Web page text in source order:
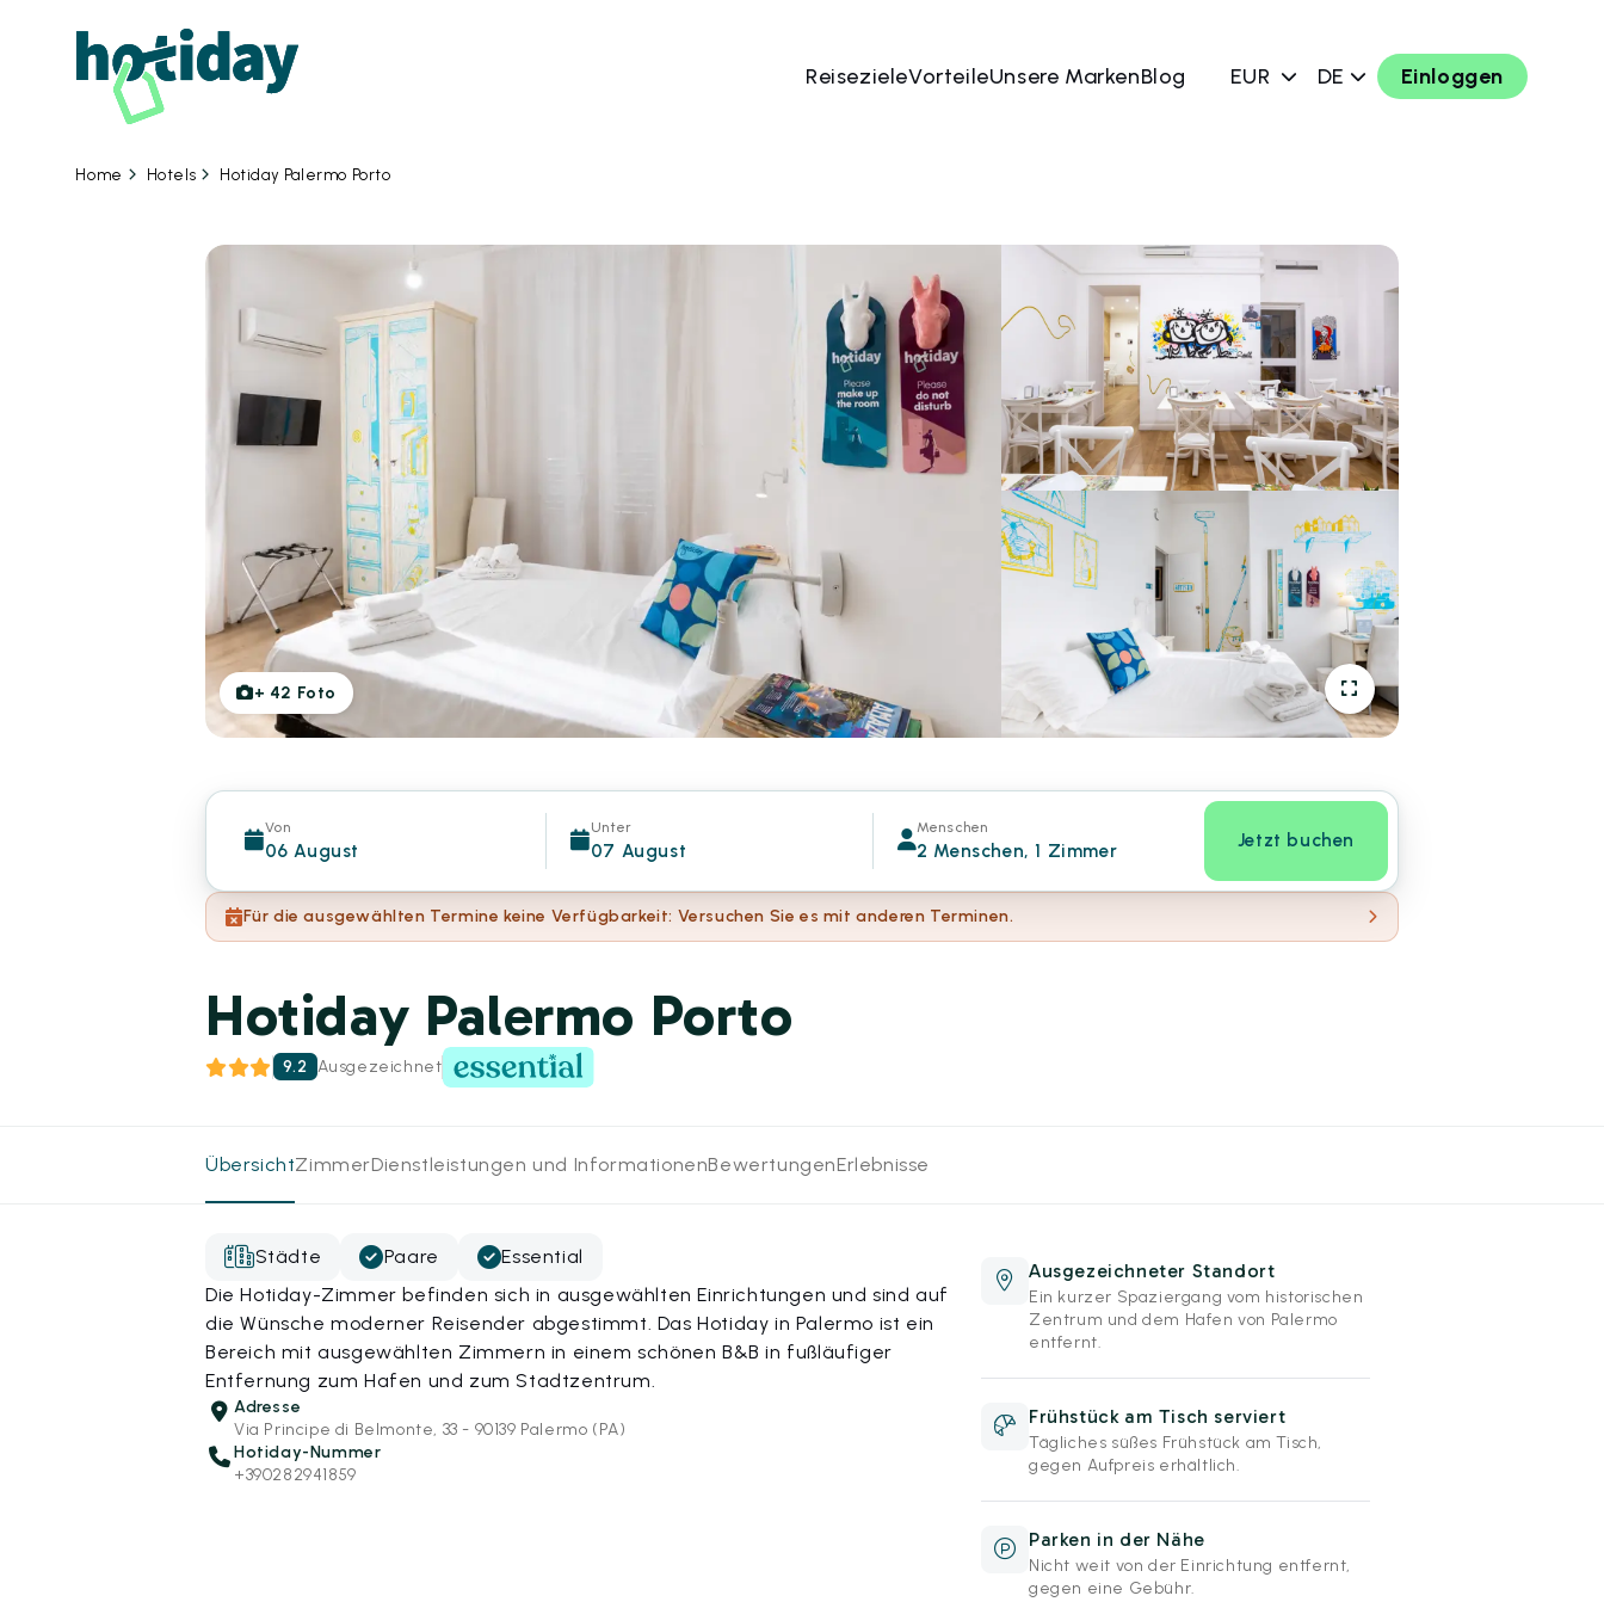
ReisezieleVorteileUnsere MarkenBlog EUR DE Einloggen
Home Hotels Hotiday Palermo Porto
+ 42 Foto
Von
06 August
Unter
07 August
Menschen
2 Menschen, 1 Zimmer Jetzt buchen
Für die ausgewählten Termine keine Verfügbarkeit: Versuchen Sie es mit anderen Terminen.
Hotiday Palermo Porto
9.2 Ausgezeichnet
ÜbersichtZimmerDienstleistungen und InformationenBewertungenErlebnisse
Städte Paare
Essential
Die Hotiday-Zimmer befinden sich in ausgewählten Einrichtungen und sind auf
die Wünsche moderner Reisender abgestimmt. Das Hotiday in Palermo ist ein
Bereich mit ausgewählten Zimmern in einem schönen B&B in fußläufiger
Entfernung zum Hafen und zum Stadtzentrum.
Adresse
Via Principe di Belmonte, 33 - 90139 Palermo (PA)
Hotiday-Nummer
+390282941859
Ausgezeichneter Standort
Ein kurzer Spaziergang vom historischen
Zentrum und dem Hafen von Palermo
entfernt.
Frühstück am Tisch serviert
Tägliches süßes Frühstück am Tisch,
gegen Aufpreis erhältlich.
Parken in der Nähe
Nicht weit von der Einrichtung entfernt,
gegen eine Gebühr.